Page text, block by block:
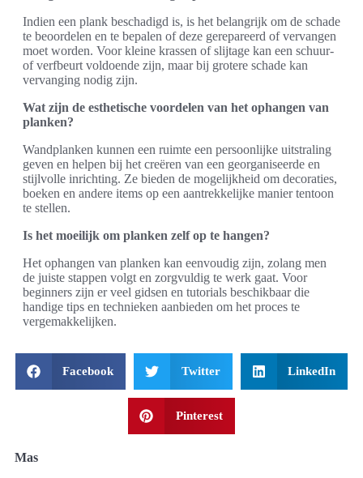
Indien een plank beschadigd is, is het belangrijk om de schade
te beoordelen en te bepalen of deze gerepareerd of vervangen
moet worden. Voor kleine krassen of slijtage kan een schuur-
of verfbeurt voldoende zijn, maar bij grotere schade kan
vervanging nodig zijn.
Wat zijn de esthetische voordelen van het ophangen van
planken?
Wandplanken kunnen een ruimte een persoonlijke uitstraling
geven en helpen bij het creëren van een georganiseerde en
stijlvolle inrichting. Ze bieden de mogelijkheid om decoraties,
boeken en andere items op een aantrekkelijke manier tentoon
te stellen.
Is het moeilijk om planken zelf op te hangen?
Het ophangen van planken kan eenvoudig zijn, zolang men
de juiste stappen volgt en zorgvuldig te werk gaat. Voor
beginners zijn er veel gidsen en tutorials beschikbaar die
handige tips en technieken aanbieden om het proces te
vergemakkelijken.
Facebook Twitter LinkedIn
Pinterest
Mas